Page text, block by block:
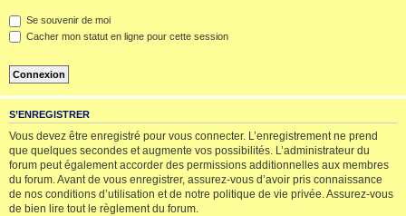
Se souvenir de moi
Cacher mon statut en ligne pour cette session
S’ENREGISTRER
Vous devez être enregistré pour vous connecter. L’enregistrement ne prend
que quelques secondes et augmente vos possibilités. L’administrateur du
forum peut également accorder des permissions additionnelles aux membres
du forum. Avant de vous enregistrer, assurez-vous d’avoir pris connaissance
de nos conditions d’utilisation et de notre politique de vie privée. Assurez-vous
de bien lire tout le règlement du forum.